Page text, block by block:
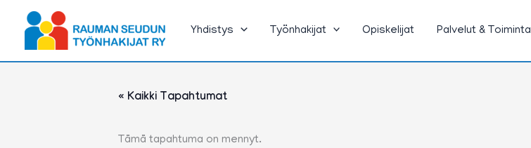
sisältöön
Yhdistys
Työnhakijat Opiskelijat Palvelut & Toiminta
« Kaikki Tapahtumat
Tämä tapahtuma on mennyt.